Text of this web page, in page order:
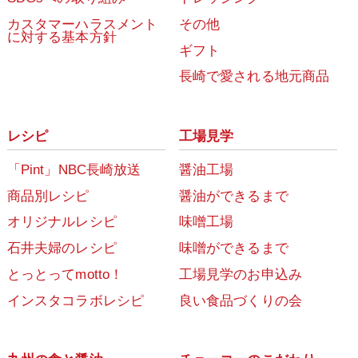
カスタマーハラスメント
に対する基本方針
その他
ギフト
長崎で愛される地元商品
レシピ
「Pint」NBC長崎放送
商品別レシピ
オリジナルレシピ
石井夫婦のレシピ
とっとってmotto！
インスタコラボレシピ
工場見学
醤油工場
醤油ができるまで
味噌工場
味噌ができるまで
工場見学のお申込み
良い食品づくりの会